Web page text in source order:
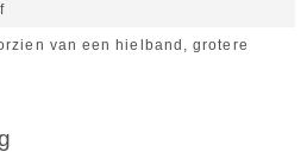
van een hielband, grotere